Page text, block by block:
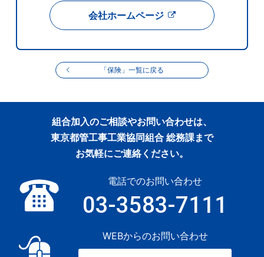
会社ホームページ
「保険」一覧に戻る
組合加入のご相談やお問い合わせは、
東京都管工事工業協同組合 総務課まで
お気軽にご連絡ください。
電話でのお問い合わせ
03-3583-7111
WEBからのお問い合わせ